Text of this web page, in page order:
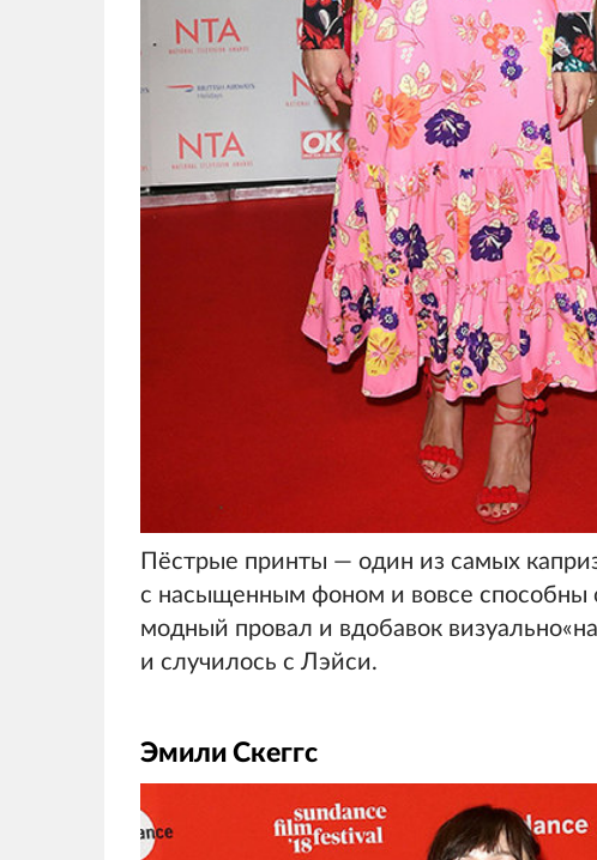
Пёстрые принты — один из самых
с насыщенным фоном и вовсе способны
модный провал и вдобавок
и случилось с Лэйси.
Эмили Скеггс